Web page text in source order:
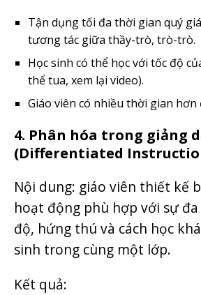
Tận dụng tối đa thời gian quý
tương tác giữa thầy-trò, trò-trò.
Học sinh có thể học với tốc độ
thể tua, xem lại video).
Giáo viên có nhiều thời gian hơn
4. Phân hóa trong giảng
(Differentiated
Nội dung: giáo viên thiết kế
hoạt động phù hợp với sự
độ, hứng thú và cách học
sinh trong cùng một lớp.
Kết quả: